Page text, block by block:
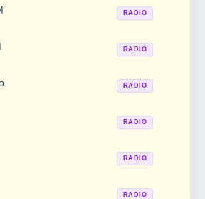
RADIO
RADIO
RADIO
RADIO
RADIO
RADIO